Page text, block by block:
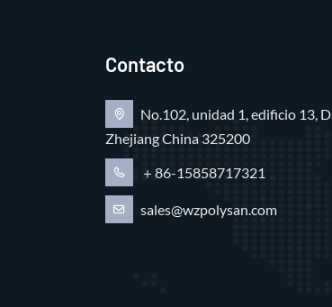
Contacto
No.102, unidad 1, edificio 13,
Zhejiang China 325200
＋86-15858717321
sales@wzpolysan.com